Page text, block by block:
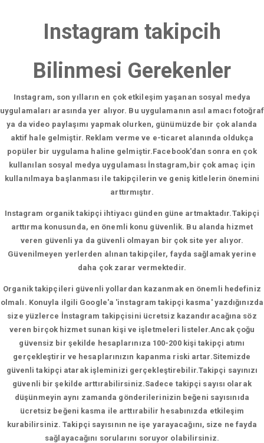
Instagram takipcih
Bilinmesi Gerekenler
Instagram, son yılların en çok etkileşim yaşanan sosyal medya
uygulamaları arasında yer alıyor. Bu uygulamanın asıl amacı fotoğraf
ya da video paylaşımı yapmak olurken, günümüzde bir çok alanda
aktif hale gelmiştir. Reklam verme ve e-ticaret alanında oldukça
popüler bir uygulama haline gelmiştir.Facebook'dan sonra en çok
kullanılan sosyal medya uygulaması İnstagram,bir çok amaç için
kullanılmaya başlanması ile takipçilerin ve geniş kitlelerin önemini
arttırmıştır.
Instagram organik takipçi ihtiyacı günden güne artmaktadır.Takipçi
arttırma konusunda, en önemli konu güvenlik. Bu alanda hizmet
veren güvenli ya da güvenli olmayan bir çok site yer alıyor.
Güvenilmeyen yerlerden alınan takipçiler, fayda sağlamak yerine
daha çok zarar vermektedir.
Organik takipçileri güvenli yollardan kazanmak en önemli hedefiniz
olmalı. Konuyla ilgili Google'a 'instagram takipçi kasma' yazdığınızda
size yüzlerce İnstagram takipçisini ücretsiz kazandıracağına söz
veren birçok hizmet sunan kişi ve işletmeleri listeler.Ancak çoğu
güvensiz bir şekilde hesaplarınıza 100-200 kişi takipçi atımı
gerçekleştirir ve hesaplarınızın kapanma riski artar.Sitemizde
güvenli takipçi atarak işleminizi gerçekleştirebilir.Takipçi sayınızı
güvenli bir şekilde arttırabilirsiniz.Sadece takipçi sayısı olarak
düşünmeyin aynı zamanda gönderilerinizin beğeni sayısınıda
ücretsiz beğeni kasma ile arttırabilir hesabınızda etkileşim
kurabilirsiniz. Takipçi sayısının ne işe yarayacağını, size ne fayda
sağlayacağını sorularını soruyor olabilirsiniz.